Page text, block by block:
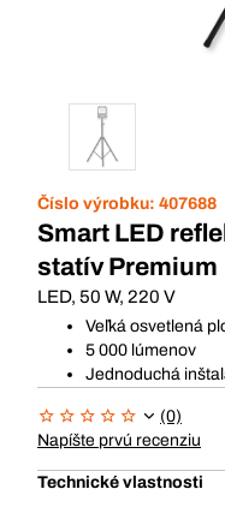
Číslo výrobku: 407688
Smart LED
statív Premium
LED, 50 W, 220 V
Veľká osvetlená
5 000 lúmenov
Jednoduchá
(0)
Napíšte prvú recenziu
Technické vlastnosti